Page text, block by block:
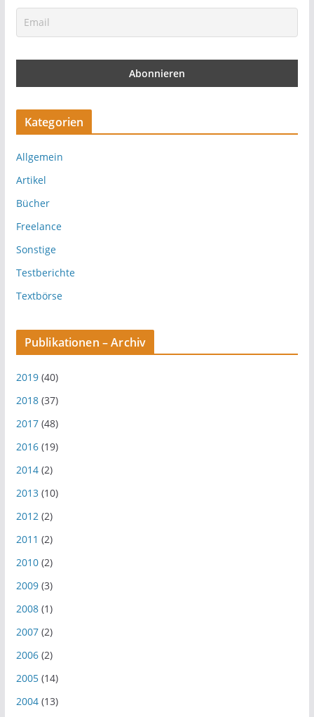
Kategorien
Allgemein
Artikel
Bücher
Freelance
Sonstige
Testberichte
Textbörse
Publikationen – Archiv
2019(40)
2018(37)
2017(48)
2016(19)
2014(2)
2013(10)
2012(2)
2011 (2)
2010(2)
2009(3)
2008(1)
2007(2)
2006(2)
2005(14)
2004(13)